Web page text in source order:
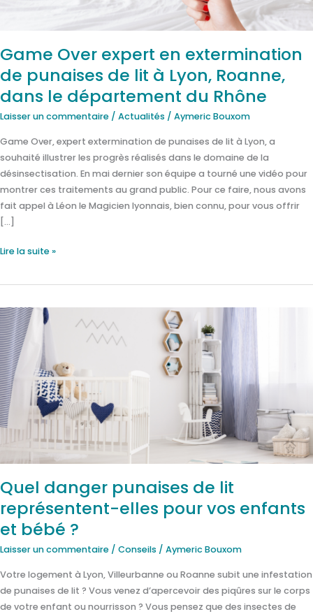
Game Over expert en extermination
de punaises de lit à Lyon, Roanne,
dans le département du Rhône
Laisser un commentaire / Actualités / Aymeric Bouxom
Game Over, expert extermination de punaises de lit à Lyon, a
souhaité illustrer les progrès réalisés dans le domaine de la
désinsectisation. En mai dernier son équipe a tourné une vidéo pour
montrer ces traitements au grand public. Pour ce faire, nous avons
fait appel à Léon le Magicien lyonnais, bien connu, pour vous offrir
[…]
Roanne,
dans
le
du
Rhône
Lire la suite »
Quel danger punaises de lit
représentent-elles pour vos enfants
et bébé ?
Laisser un commentaire / Conseils / Aymeric Bouxom
Votre logement à Lyon, Villeurbanne ou Roanne subit une infestation
de punaises de lit ? Vous venez d’apercevoir des piqûres sur le corps
de votre enfant ou nourrisson ? Vous pensez que des insectes de
Quel
danger
punaises
de
lit
représentent-
elles
pour
vos
enfants
bébé
?